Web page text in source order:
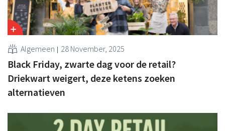
Algemeen 28 November, 2025
Black Friday, zwarte dag voor de retail?
Driekwart weigert, deze ketens zoeken
alternatieven